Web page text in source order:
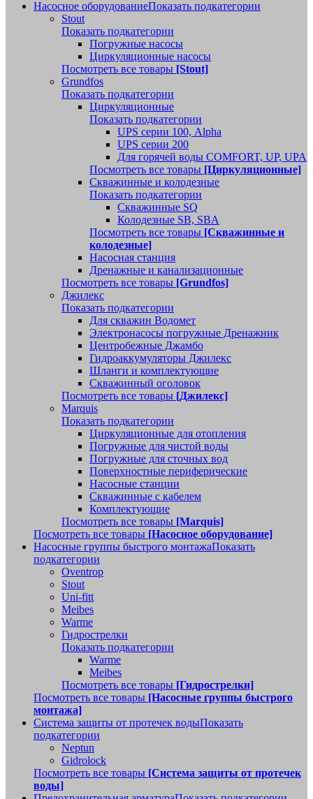
Насосное оборудованиеПоказать подкатегории
Stout
Показать подкатегории
Погружные насосы
Циркуляционные насосы
Посмотреть все товары [Stout]
Grundfos
Показать подкатегории
Циркуляционные
Показать подкатегории
UPS серии 100, Alpha
UPS серии 200
Для горячей воды COMFORT, UP, UPA
Посмотреть все товары [Циркуляционные]
Скважинные и колодезные
Показать подкатегории
Скважинные SQ
Колодезные SB, SBA
Посмотреть все товары [Скважинные и
колодезные]
Насосная станция
Дренажные и канализационные
Посмотреть все товары [Grundfos]
Джилекс
Показать подкатегории
Для скважин Водомет
Электронасосы погружные Дренажник
Центробежные Джамбо
Гидроаккумуляторы Джилекс
Шланги и комплектующие
Скважинный оголовок
Посмотреть все товары [Джилекс]
Marquis
Показать подкатегории
Циркуляционные для отопления
Погружные для чистой воды
Погружные для сточных вод
Поверхностные периферические
Насосные станции
Скважинные с кабелем
Комплектующие
Посмотреть все товары [Marquis]
Посмотреть все товары [Насосное оборудование]
Насосные группы быстрого монтажаПоказать
подкатегории
Oventrop
Stout
Uni-fitt
Meibes
Warme
Гидрострелки
Показать подкатегории
Warme
Meibes
Посмотреть все товары [Гидрострелки]
Посмотреть все товары [Насосные группы быстрого
монтажа]
Система защиты от протечек водыПоказать
подкатегории
Neptun
Gidrolock
Посмотреть все товары [Система защиты от протечек
воды]